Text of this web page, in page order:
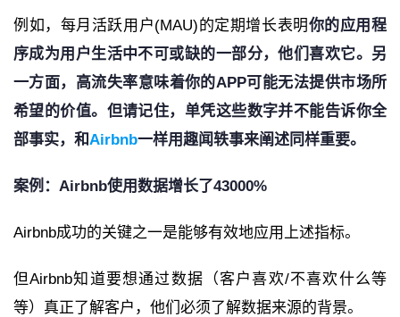
例如，每月活跃用户(MAU)的定期增长表明你的应用程
序成为用户生活中不可或缺的一部分，他们喜欢它。另
一方面，高流失率意味着你的APP可能无法提供市场所
希望的价值。但请记住，单凭这些数字并不能告诉你全
部事实，和 Airbnb一样用趣闻轶事来阐述同样重要。
案例：Airbnb使用数据增长了43000%
Airbnb成功的关键之一是能够有效地应用上述指标。
但Airbnb知道要想通过数据（客户喜欢/不喜欢什么等
等）真正了解客户，他们必须了解数据来源的背景。